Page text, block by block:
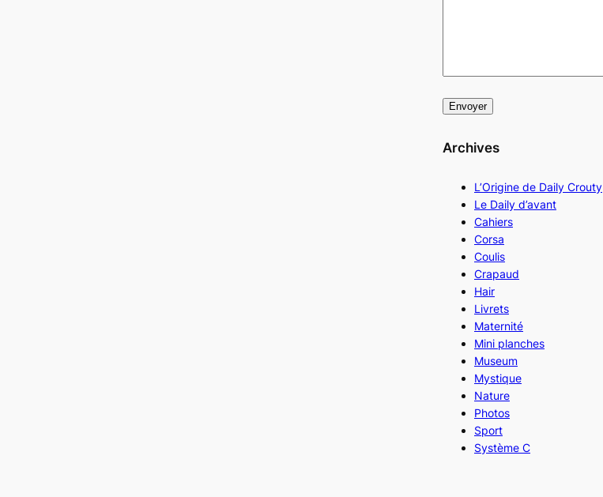
Archives
L’Origine de Daily Crouty
Le Daily d’avant
Cahiers
Corsa
Coulis
Crapaud
Hair
Livrets
Maternité
Mini planches
Museum
Mystique
Nature
Photos
Sport
Système C